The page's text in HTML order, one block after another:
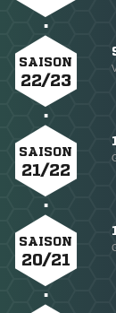
SAISON
22/23
SAISON
21/22
SAISON
20/21